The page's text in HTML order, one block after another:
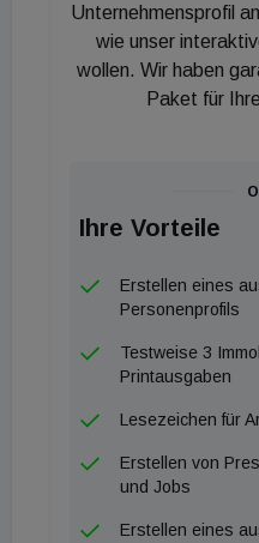
Unternehmensprofil
wie unser
wollen. Wir haben
Paket für
Ihre Vorteile
Erstellen eines
Personenprofils
Testweise 3
Printausgaben
Lesezeichen für
Erstellen von
und Jobs
Erstellen eines